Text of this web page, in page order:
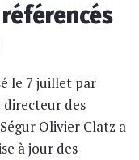
le 7 juillet par
directeur des
Olivier Clatz a
à jour des